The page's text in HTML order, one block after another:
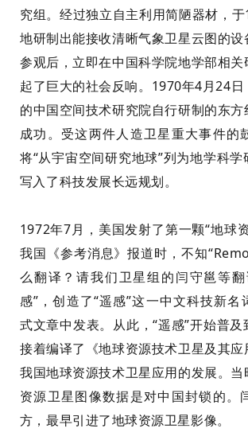
究组。经过独立自主利用简陋器材，
地研制出能接收清晰气象卫星云图的设
参观后，立即在中国科学院地学部相关
起了巨大的社会反响。1970年4月24
的中国空间技术研究院自行研制的东
成功。受这两件人造卫星重大事件的
将“从宇宙空间研究地球”列为地学科学
写入了科技发展长远规划。
1972年7月，美国发射了第一颗“地球
我国《参考消息》报道时，不知
么翻译？请我们卫星组的闫守邕等
感”，创造了“遥感”这一中文科技新名
式文章中发表。从此，“遥感”开始普
接着编译了《地球资源技术卫星及其应
我国地球资源技术卫星应用的发展。
资源卫星图像数据是对中国封锁的。
方，最早引进了地球资源卫星影像。